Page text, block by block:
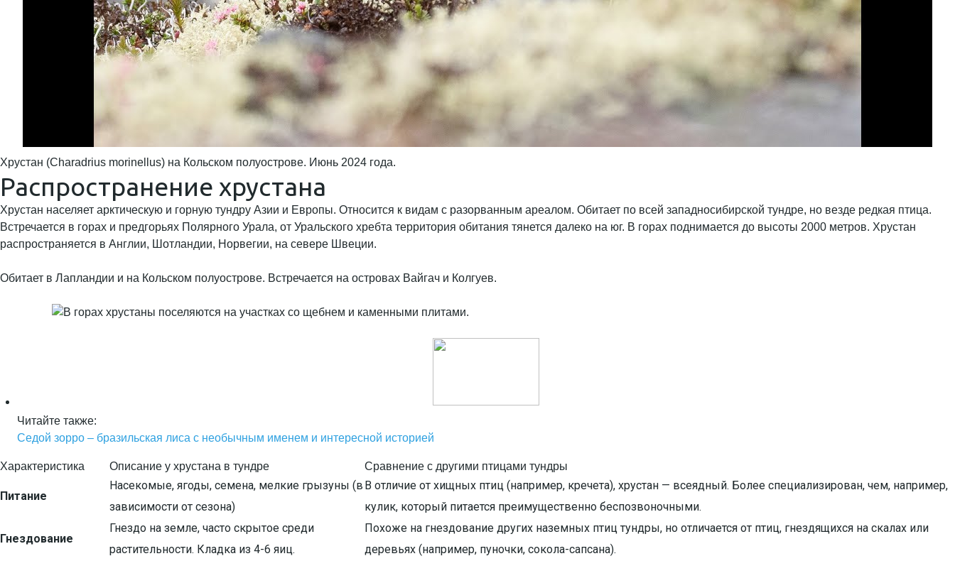
Хрустан (Charadrius morinellus) на Кольском полуострове. Июнь 2024 года.
Распространение хрустана
Хрустан населяет арктическую и горную тундру Азии и Европы. Относится к видам с разорванным ареалом. Обитает по всей западносибирской тундре, но везде редкая птица.
Встречается в горах и предгорьях Полярного Урала, от Уральского хребта территория обитания тянется далеко на юг. В горах поднимается до высоты 2000 метров. Хрустан
распространяется в Англии, Шотландии, Норвегии, на севере Швеции.
Обитает в Лапландии и на Кольском полуострове. Встречается на островах Вайгач и Колгуев.
Читайте также:
Седой зорро – бразильская лиса с необычным именем и интересной историей
Характеристика Описание у хрустана в тундре Сравнение с другими птицами тундры
Питание
Насекомые, ягоды, семена, мелкие грызуны (в
зависимости от сезона)
В отличие от хищных птиц (например, кречета), хрустан — всеядный. Более специализирован, чем, например,
кулик, который питается преимущественно беспозвоночными.
Гнездование
Гнездо на земле, часто скрытое среди
растительности. Кладка из 4-6 яиц.
Похоже на гнездование других наземных птиц тундры, но отличается от птиц, гнездящихся на скалах или
деревьях (например, пуночки, сокола-сапсана).